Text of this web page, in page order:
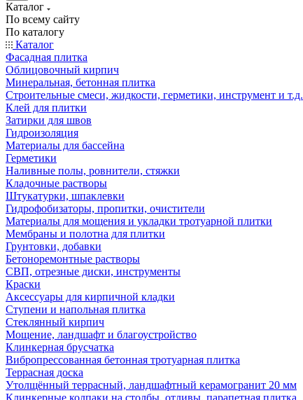
Каталог
По всему сайту
По каталогу
Каталог
Фасадная плитка
Облицовочный кирпич
Минеральная, бетонная плитка
Строительные смеси, жидкости, герметики, инструмент и т.д.
Клей для плитки
Затирки для швов
Гидроизоляция
Материалы для бассейна
Герметики
Наливные полы, ровнители, стяжки
Кладочные растворы
Штукатурки, шпаклевки
Гидрофобизаторы, пропитки, очистители
Материалы для мощения и укладки тротуарной плитки
Мембраны и полотна для плитки
Грунтовки, добавки
Бетоноремонтные растворы
СВП, отрезные диски, инструменты
Краски
Аксессуары для кирпичной кладки
Ступени и напольная плитка
Cтеклянный кирпич
Мощение, ландшафт и благоустройство
Клинкерная брусчатка
Вибропрессованная бетонная тротуарная плитка
Террасная доска
Утолщённый террасный, ландшафтный керамогранит 20 мм
Клинкерные колпаки на столбы, отливы, парапетная плитка